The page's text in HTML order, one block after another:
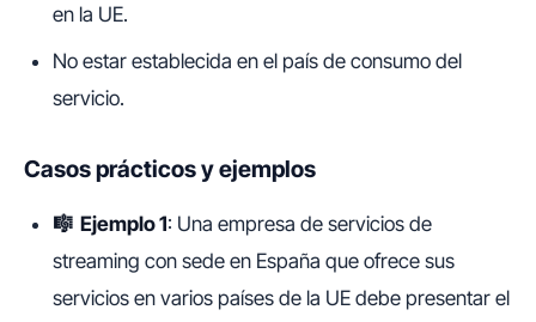
en la UE.
No estar establecida en el país de consumo del
servicio.
Casos prácticos y ejemplos
🎼 Ejemplo 1: Una empresa de servicios de
streaming con sede en España que ofrece sus
servicios en varios países de la UE debe presentar el